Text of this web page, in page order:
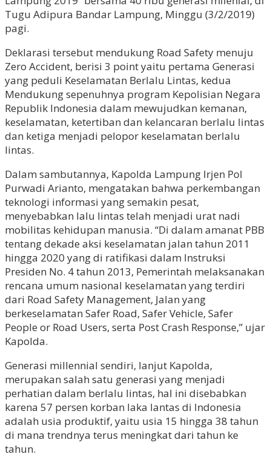
Tugu Adipura Bandar Lampung, Minggu (3/2/2019)
pagi.
Deklarasi tersebut mendukung Road Safety menuju
Zero Accident, berisi 3 point yaitu pertama Generasi
yang peduli Keselamatan Berlalu Lintas, kedua
Mendukung sepenuhnya program Kepolisian Negara
Republik Indonesia dalam mewujudkan kemanan,
keselamatan, ketertiban dan kelancaran berlalu lintas
dan ketiga menjadi pelopor keselamatan berlalu
lintas.
Dalam sambutannya, Kapolda Lampung Irjen Pol
Purwadi Arianto, mengatakan bahwa perkembangan
teknologi informasi yang semakin pesat,
menyebabkan lalu lintas telah menjadi urat nadi
mobilitas kehidupan manusia. “Di dalam amanat PBB
tentang dekade aksi keselamatan jalan tahun 2011
hingga 2020 yang di ratifikasi dalam Instruksi
Presiden No. 4 tahun 2013, Pemerintah melaksanakan
rencana umum nasional keselamatan yang terdiri
dari Road Safety Management, Jalan yang
berkeselamatan Safer Road, Safer Vehicle, Safer
People or Road Users, serta Post Crash Response,” ujar
Kapolda.
Generasi millennial sendiri, lanjut Kapolda,
merupakan salah satu generasi yang menjadi
perhatian dalam berlalu lintas, hal ini disebabkan
karena 57 persen korban laka lantas di Indonesia
adalah usia produktif, yaitu usia 15 hingga 38 tahun
di mana trendnya terus meningkat dari tahun ke
tahun.